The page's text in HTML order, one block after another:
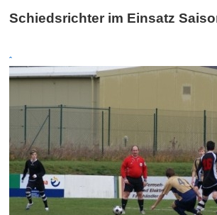
Schiedsrichter im Einsatz
ˆ